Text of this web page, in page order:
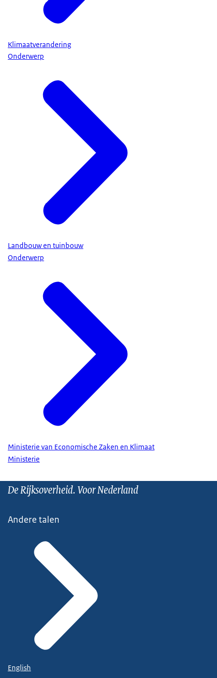
Klimaatverandering
Onderwerp
Landbouw en tuinbouw
Onderwerp
Ministerie van Economische Zaken en Klimaat
Ministerie
De Rijksoverheid. Voor Nederland
Andere talen
English